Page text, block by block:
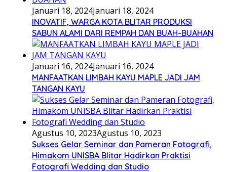
Januari 18, 2024Januari 18, 2024
INOVATIF, WARGA KOTA BLITAR PRODUKSI
SABUN ALAMI DARI REMPAH DAN BUAH-BUAHAN
Januari 16, 2024Januari 16, 2024
MANFAATKAN LIMBAH KAYU MAPLE JADI JAM
TANGAN KAYU
Agustus 10, 2023Agustus 10, 2023
Sukses Gelar Seminar dan Pameran Fotografi,
Himakom UNISBA Blitar Hadirkan Praktisi
Fotografi Wedding dan Studio